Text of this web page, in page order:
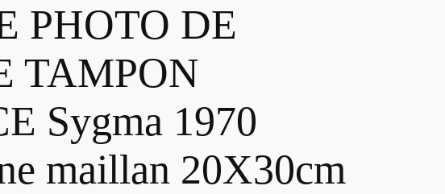
PHOTO DE
TAMPON
Sygma 1970
maillan 20X30cm